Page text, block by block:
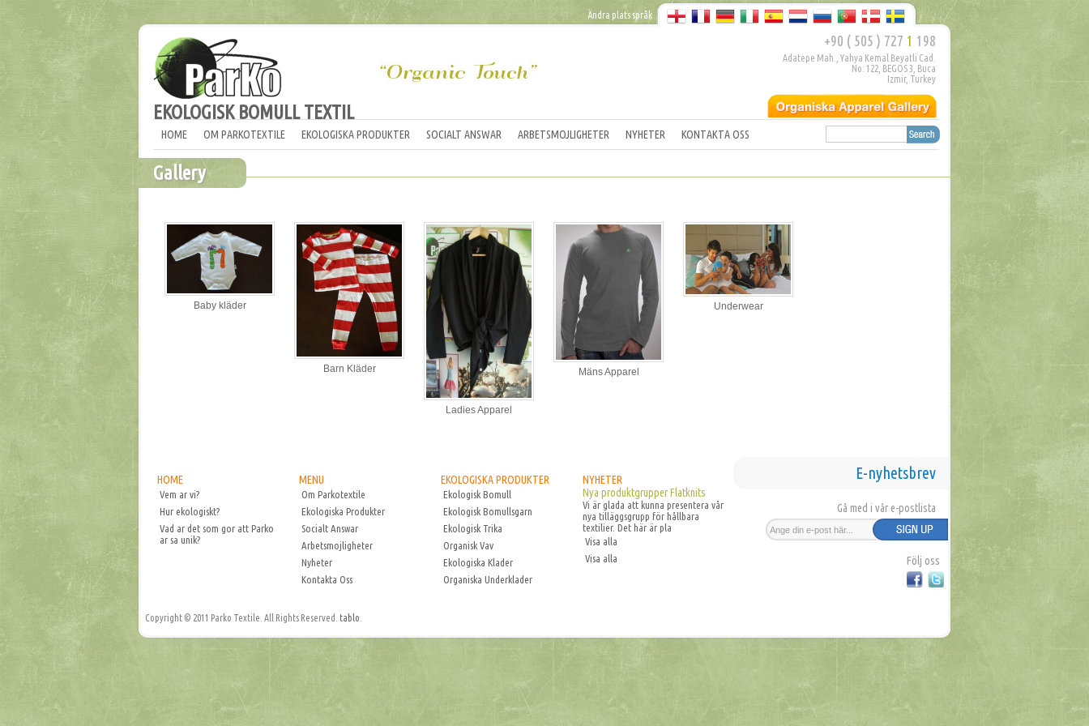
Ändra plats språk
EKOLOGISK BOMULL TEXTIL
+90 ( 505 ) 727 1 198
Adatepe Mah., Yahya Kemal Beyatli Cad.
No: 122, BEGOS 3, Buca
Izmir, Turkey
HOME OM PARKOTEXTILE EKOLOGISKA PRODUKTER SOCIALT ANSWAR ARBETSMOJLIGHETER NYHETER KONTAKTA OSS
Gallery
Baby kläder
Barn Kläder
Ladies Apparel
Mäns Apparel
Underwear
HOME
Vem ar vi?
Hur ekologiskt?
Vad ar det som gor att Parko
ar sa unik?
MENU
Om Parkotextile
Ekologiska Produkter
Socialt Answar
Arbetsmojligheter
Nyheter
Kontakta Oss
EKOLOGISKA PRODUKTER
Ekologisk Bomull
Ekologisk Bomullsgarn
Ekologisk Trika
Organisk Vav
Ekologiska Klader
Organiska Underklader
NYHETER
Nya produktgrupper Flatknits
Vi är glada att kunna presentera vår
nya tilläggsgrupp för hållbara
textilier. Det här är pla
Visa alla
Visa alla
E-nyhetsbrev
Gå med i vår e-postlista
Följ oss
Copyright © 2011 Parko Textile. All Rights Reserved. tablo